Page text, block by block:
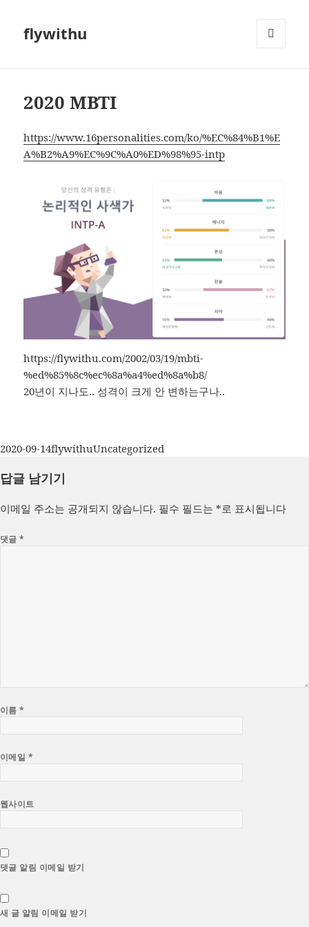
flywithu
2020 MBTI
https://www.16personalities.com/ko/%EC%84%B1%E
A%B2%A9%EC%9C%A0%ED%98%95-intp
https://flywithu.com/2002/03/19/mbti-
%ed%85%8c%ec%8a%a4%ed%8a%b8/
20년이 지나도.. 성격이 크게 안 변하는구나..
작
일
2020-09-14글
이
flywithu카
Uncategorized
답글 남기기
이메일 주소는 공개되지 않습니다. 필수 필드는 *로 표시됩니다
댓글*
이름*
이메일 *
웹사이트
댓글 알림 이메일 받기
새 글 알림 이메일 받기